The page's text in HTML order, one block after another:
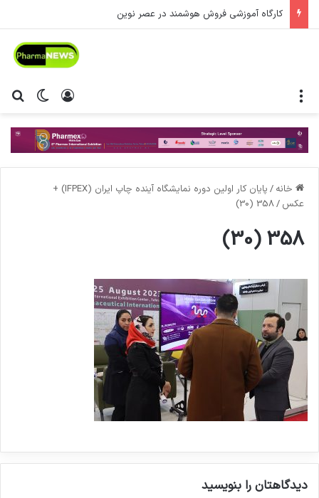
کارگاه آموزشی فروش هوشمند در عصر نوین
تغییر ورود
خانه /
پایان کار اولین دوره نمایشگاه آینده چاپ ایران (IFPEX) +
عکس /
358 (30)
358 (30)
دیدگاهتان را بنویسید